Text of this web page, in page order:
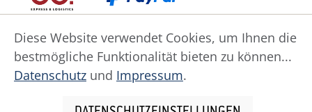
Datenschutz Impressum
Widerruf
Widerrufsformular
AGB Zahlung
Cookie Einstellungen
Diese Website verwendet Cookies, um Ihnen die
bestmögliche Funktionalität bieten zu können...
Datenschutz und Impressum.